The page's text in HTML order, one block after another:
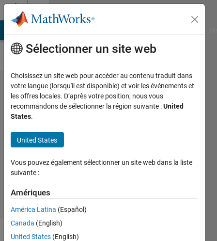
Passer au contenu
Problem
48700.
Laws of
motion
6
Chinmaya
solvers
Sélectionner un site web
Choisissez un site web pour accéder au contenu traduit dans
votre langue (lorsqu'il est disponible) et voir les événements et
les offres locales. D’après votre position, nous vous
recommandons de sélectionner la région suivante :United
States.
United States
Vous pouvez également sélectionner un site web dans la liste
suivante :
Amériques
América Latina (Español)
Canada (English)
United States (English)